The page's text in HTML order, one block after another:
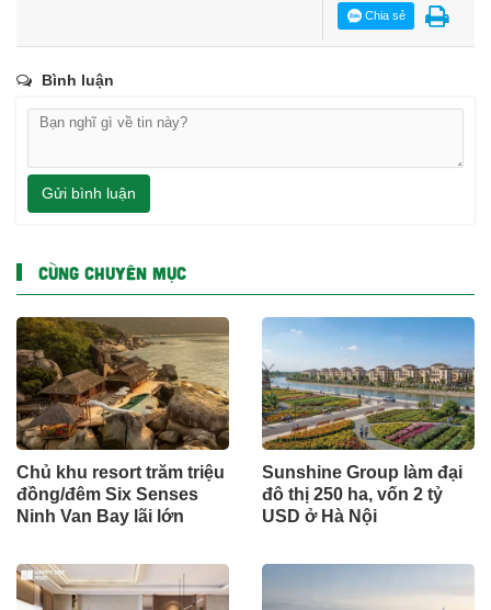
Chia sẻ
Bình luận
Gửi bình luận
CÙNG CHUYÊN MỤC
Chủ khu resort trăm triệu
đồng/đêm Six Senses
Ninh Van Bay lãi lớn
Sunshine Group làm đại
đô thị 250 ha, vốn 2 tỷ
USD ở Hà Nội